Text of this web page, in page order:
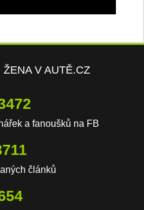
V AUTĚ.CZ
a fanoušků na FB
článků